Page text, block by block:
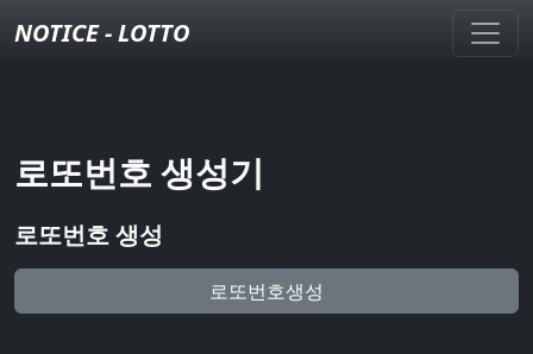
NOTICE - LOTTO
로또번호 생성기
로또번호 생성
로또번호생성